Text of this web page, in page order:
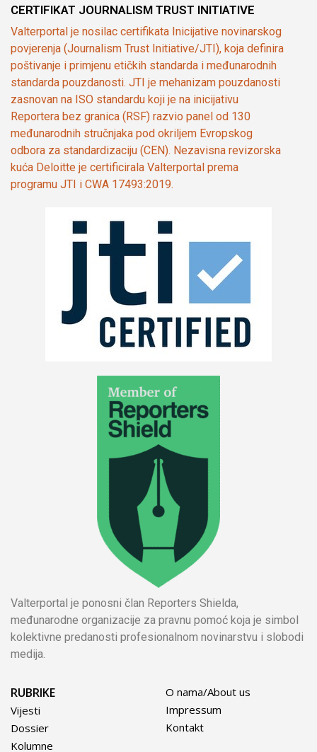
CERTIFIKAT JOURNALISM TRUST INITIATIVE
Valterportal je nosilac certifikata Inicijative novinarskog
povjerenja (Journalism Trust Initiative/JTI), koja definira
poštivanje i primjenu etičkih standarda i međunarodnih
standarda pouzdanosti. JTI je mehanizam pouzdanosti
zasnovan na ISO standardu koji je na inicijativu
Reportera bez granica (RSF) razvio panel od 130
međunarodnih stručnjaka pod okriljem Evropskog
odbora za standardizaciju (CEN). Nezavisna revizorska
kuća Deloitte je certificirala Valterportal prema
programu JTI i CWA 17493:2019.
Valterportal je ponosni član Reporters Shielda,
međunarodne organizacije za pravnu pomoć koja je simbol
kolektivne predanosti profesionalnom novinarstvu i slobodi
medija.
RUBRIKE
Vijesti
Dossier
Kolumne
O nama/About us
Impressum
Kontakt